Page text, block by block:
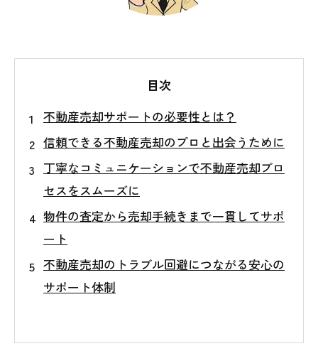
目次
不動産売却サポートの必要性とは？
信頼できる不動産売却のプロと出会うために
丁寧なコミュニケーションで不動産売却プロ
セスをスムーズに
物件の査定から売却手続きまで一貫してサポ
ート
不動産売却のトラブル回避につながる安心の
サポート体制